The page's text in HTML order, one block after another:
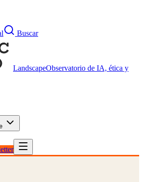
Buscar
LandscapeObservatorio de IA, ética y